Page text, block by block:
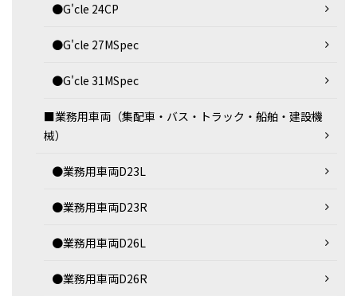
●G'cle 24CP
●G'cle 27MSpec
●G'cle 31MSpec
■業務用車両（集配車・バス・トラック・船舶・建設機
械）
●業務用車両D23L
●業務用車両D23R
●業務用車両D26L
●業務用車両D26R